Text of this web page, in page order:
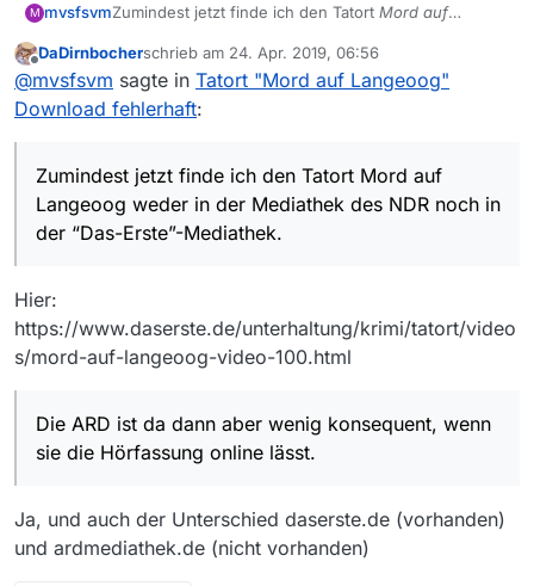
M mvsfsvmZumindest jetzt finde ich den Tatort Mord auf
der “Das-Erste”-Mediathek.Beim NDR lief am 23.4.
um 22:00 zudem folgender Tatort:Die Kommissarin:
Alptraum Edith meint:
Die ARD ist da dann aber wenig konsequent, wenn
sie die Hörfassung online lässt.
Offline
DaDirnbocherschrieb am 24. Apr. 2019, 06:56
zuletzt editiert von
@mvsfsvm sagte in Tatort "Mord auf Langeoog"
Download fehlerhaft:
Zumindest jetzt finde ich den Tatort Mord auf
Langeoog weder in der Mediathek des NDR noch in
der “Das-Erste”-Mediathek.
Hier:
https://www.daserste.de/unterhaltung/krimi/tatort/video
s/mord-auf-langeoog-video-100.html
Die ARD ist da dann aber wenig konsequent, wenn
sie die Hörfassung online lässt.
Ja, und auch der Unterschied daserste.de (vorhanden)
und ardmediathek.de (nicht vorhanden)